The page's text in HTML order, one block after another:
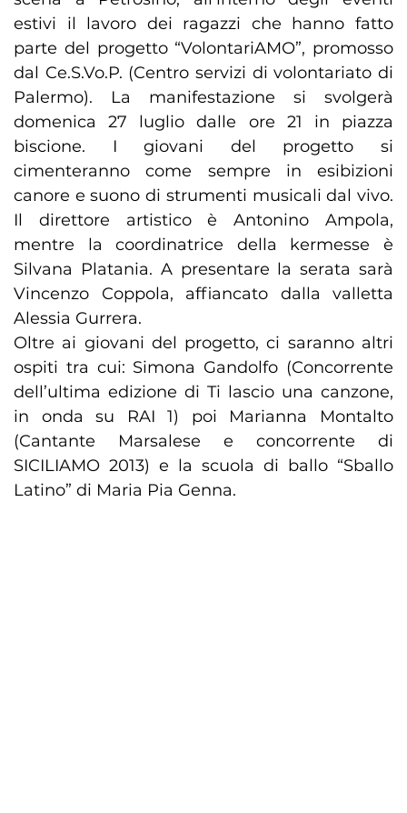
estivi il lavoro dei ragazzi che hanno fatto
parte del progetto “VolontariAMO”, promosso
dal Ce.S.Vo.P. (Centro servizi di volontariato di
Palermo). La manifestazione si svolgerà
domenica 27 luglio dalle ore 21 in piazza
biscione. I giovani del progetto si
cimenteranno come sempre in esibizioni
canore e suono di strumenti musicali dal vivo.
Il direttore artistico è Antonino Ampola,
mentre la coordinatrice della kermesse è
Silvana Platania. A presentare la serata sarà
Vincenzo Coppola, affiancato dalla valletta
Alessia Gurrera.
Oltre ai giovani del progetto, ci saranno altri
ospiti tra cui: Simona Gandolfo (Concorrente
dell’ultima edizione di Ti lascio una canzone,
in onda su RAI 1) poi Marianna Montalto
(Cantante Marsalese e concorrente di
SICILIAMO 2013) e la scuola di ballo “Sballo
Latino” di Maria Pia Genna.